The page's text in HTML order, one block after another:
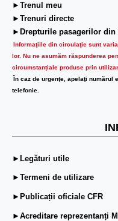
►Trenul meu
►Trenuri directe
►Drepturile pasagerilor
Informaţiile din circulaţie sunt
lor. Nu ne asumăm răspunderea
circumstanțiale produse prin
În caz de urgenţe, apelaţi numărul
telefonie.
►Legături utile
►Termeni de utilizare
►Publicații oficiale CFR
►Acreditare reprezentanți